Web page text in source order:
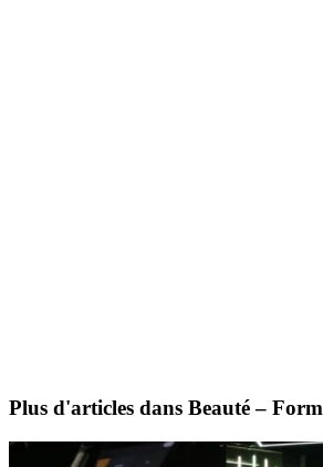
Plus d'articles dans Beauté –